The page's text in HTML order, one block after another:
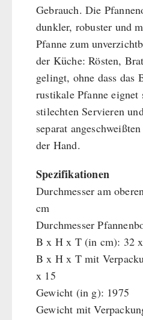
Gebrauch. Die
dunkler, robuster und
Pfanne zum
der Küche: Rösten,
gelingt, ohne dass das
rustikale Pfanne eignet
stilechten Servieren
separat
der Hand.
Spezifikationen
Durchmesser am
cm
Durchmesser
B x H x T (in cm): 32
B x H x T mit
x 15
Gewicht (in g): 1975
Gewicht mit